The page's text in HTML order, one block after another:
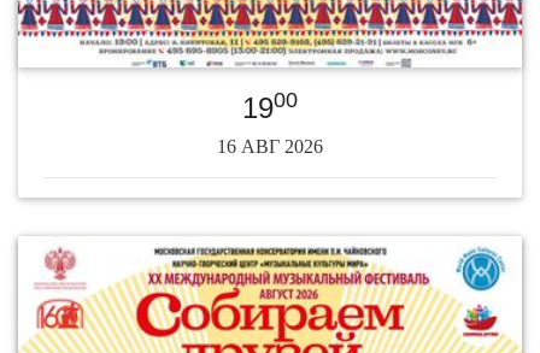
1900
16 АВГ 2026